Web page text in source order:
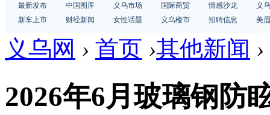
最新发布 中国图库 义乌市场 国际商贸 情感沙龙
义
新车上市
财经新闻 女性话题 义乌楼市 招聘信息 美
义乌网 › 首页 ›其他新闻 ›
2026年6月玻璃钢防